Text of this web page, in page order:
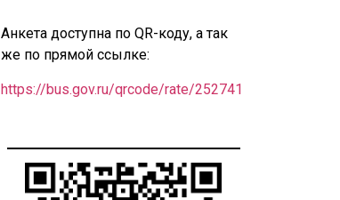
Анкета доступна по QR-коду, а так
же по прямой ссылке:
https://bus.gov.ru/qrcode/rate/252741